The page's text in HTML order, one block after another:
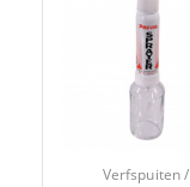
Verfspuiten /